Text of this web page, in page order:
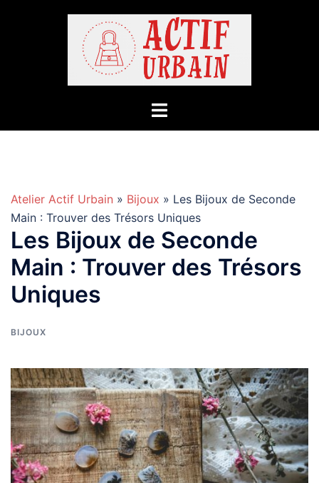
Atelier Actif Urbain » Bijoux » Les Bijoux de Seconde
Main : Trouver des Trésors Uniques
Les Bijoux de Seconde
Main : Trouver des Trésors
Uniques
BIJOUX